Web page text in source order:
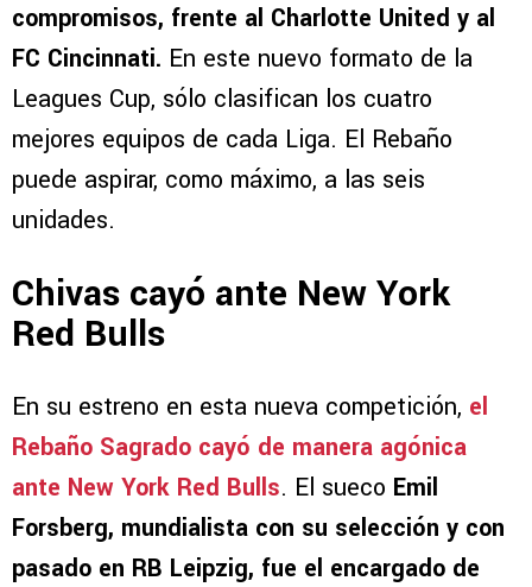
compromisos, frente al Charlotte United y al
FC Cincinnati. En este nuevo formato de la
Leagues Cup, sólo clasifican los cuatro
mejores equipos de cada Liga. El Rebaño
puede aspirar, como máximo, a las seis
unidades.
Chivas cayó ante New York
Red Bulls
En su estreno en esta nueva competición, el
Rebaño Sagrado cayó de manera agónica
ante New York Red Bulls. El sueco Emil
Forsberg, mundialista con su selección y con
pasado en RB Leipzig, fue el encargado de